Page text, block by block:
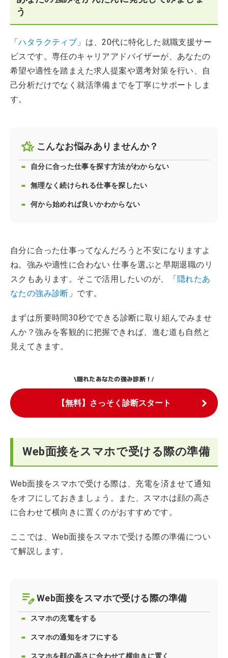
う
「ハタラクティブ 」は、20代に特化した就職支援サー
ビスです。専任のキャリアアドバイザーが、あなたの
希望や適性を踏まえた求人提案や選考対策を行い、自
己分析だけでなく就活準備までを丁寧にサポートしま
す。
こんなお悩みありませんか？
自分に合った仕事を探す方法がわからない
無理なく続けられる仕事を探したい
何から始めれば良いかわからない
自分に合った仕事ってなんだろうと不安になりますよ
ね。強みや適性に合わない 仕事を選ぶと早期退職のリ
スクもあります。そこで活用したいのが、「隠れたあ
なたの強み診断 」です。
まずは所要時間30秒でできる診断に取り組んでみませ
んか？強みを客観的に把握できれば、進む道も自然と
見えてきます。
\隠れたあなたの強み診断！/
【無料】さっそく診断スタート
Web面接をスマホで受ける際の準備
Web面接をスマホで受ける際は、充電を済ませて通知
をオフにしておきましょう。また、スマホは顔の高さ
に合わせて横向きに置くのがおすすめです。
ここでは、Web面接をスマホで受ける際の準備につい
て解説します。
Web面接をスマホで受ける際の準備
スマホの充電をする
スマホの通知をオフにする
スマホを顔の高さに合わせて横向きに置く